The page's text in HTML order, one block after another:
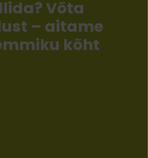
Võta
– aitame
kõht